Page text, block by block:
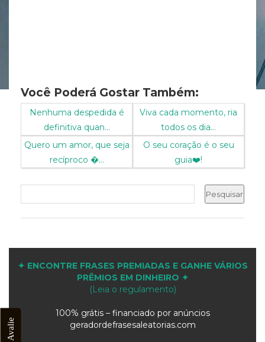
Você Poderá Gostar Também:
Nenhuma despedida é
definitiva quan...
Viva cada momento, ria
todos os dia...
Quero um amor, que seja
recíproco ...
O seu coração é o seu
guia❤️!
✦ ENCONTRE FRASES PREMIADAS E GANHE VÁRIOS
PRÊMIOS EM DINHEIRO ✦
(Leia o regulamento)
100% grátis – financiado por anúncios
geradordefrasesaleatorias.com
Avalie